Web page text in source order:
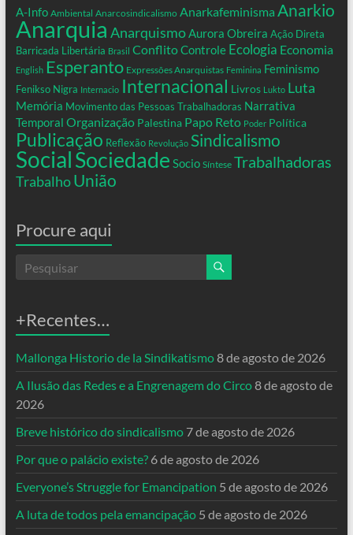
A-Info Ambiental Anarcosindicalismo Anarkafeminisma Anarkio
Anarquia AnarquismoAurora Obreira Ação Direta
Barricada Libertária Brasil ConflitoControle Ecologia Economia
English Esperanto Expressões Anarquistas Feminina Feminismo
Fenikso Nigra Internacio Internacional Livros Lukto Luta
Memória Movimento das Pessoas Trabalhadoras Narrativa
Temporal Organização Palestina Papo Reto Poder Política
Publicação Reflexão Revolução Sindicalismo
SocialSociedade Socio Síntese Trabalhadoras
Trabalho União
Procure aqui
+Recentes…
Mallonga Historio de la Sindikatismo8 de agosto de 2026
A Ilusão das Redes e a Engrenagem do Circo8 de agosto de
2026
Breve histórico do sindicalismo 7 de agosto de 2026
Por que o palácio existe? 6 de agosto de 2026
Everyone’s Struggle for Emancipation 5 de agosto de 2026
A luta de todos pela emancipação 5 de agosto de 2026